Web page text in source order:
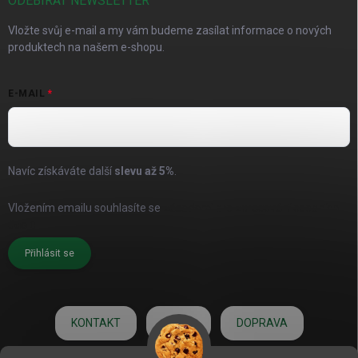
Vložte svůj e-mail a my vám budeme zasílat informace o nových
produktech na našem e-shopu.
E-MAIL
Navíc získáváte další slevu až5%
Vložením emailu souhlasíte se
Přihlásit se
KONTAKT O NÁS DOPRAVA